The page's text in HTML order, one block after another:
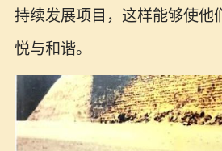
持续发展项目，这样能够使他
悦与和谐。